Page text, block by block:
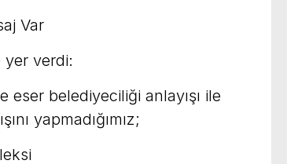
Var
yer verdi:
eser belediyeciliği anlayışı ile
yapmadığımız;